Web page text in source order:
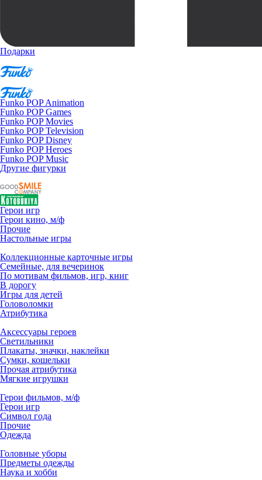
Подарки
Funko POP Animation
Funko POP Games
Funko POP Movies
Funko POP Television
Funko POP Disney
Funko POP Heroes
Funko POP Music
Другие фигурки
Герои игр
Герои кино, м/ф
Прочие
Настольные игры
Коллекционные карточные игры
Семейные, для вечеринок
По мотивам фильмов, игр, книг
В дорогу
Игры для детей
Головоломки
Атрибутика
Аксессуары героев
Светильники
Плакаты, значки, наклейки
Сумки, кошельки
Прочая атрибутика
Мягкие игрушки
Герои фильмов, м/ф
Герои игр
Символ года
Прочие
Одежда
Головные уборы
Предметы одежды
Наука и хобби